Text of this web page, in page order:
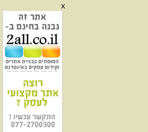
x
אגדה מהלכת וששים שנות מדינה